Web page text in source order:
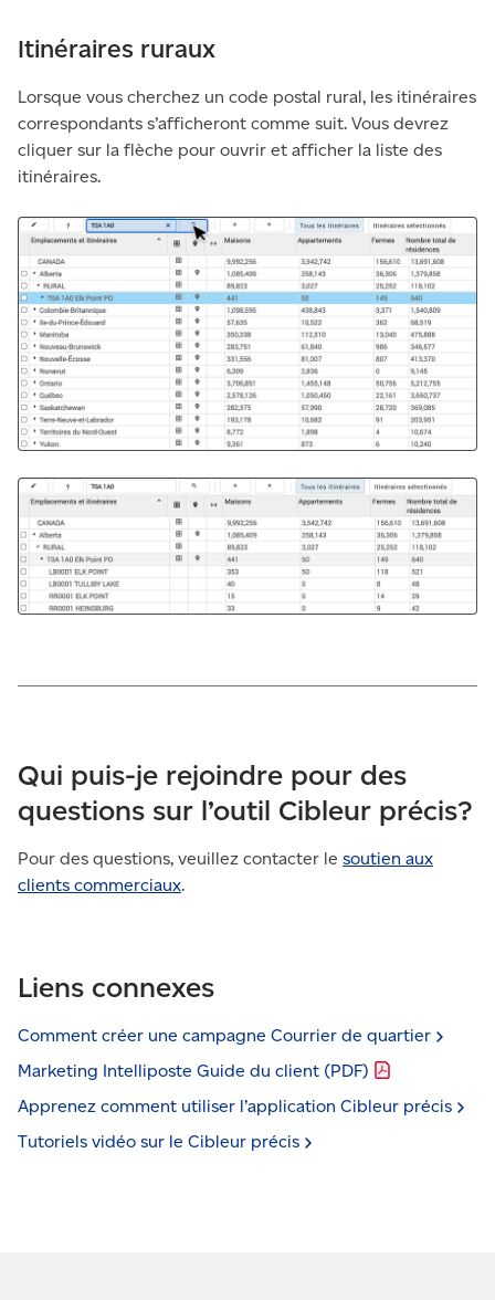
Itinéraires ruraux
Lorsque vous cherchez un code postal rural, les itinéraires
correspondants s’afficheront comme suit. Vous devrez
cliquer sur la flèche pour ouvrir et afficher la liste des
itinéraires.
Qui puis-je rejoindre pour des
questions sur l’outil Cibleur précis?
Pour des questions, veuillez contacter le soutien aux
clients commerciaux.
Liens connexes
Comment créer une campagne Courrier de quartier
Marketing Intelliposte Guide du client (PDF)
Apprenez comment utiliser l’application Cibleur précis
Tutoriels vidéo sur le Cibleur précis